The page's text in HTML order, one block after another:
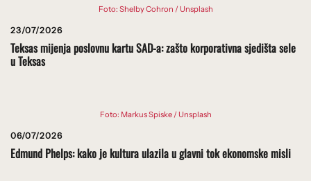
Foto: Shelby Cohron / Unsplash
23/07/2026
Teksas mijenja poslovnu kartu SAD-a: zašto korporativna sjedišta sele
u Teksas
Foto: Markus Spiske / Unsplash
06/07/2026
Edmund Phelps: kako je kultura ulazila u glavni tok ekonomske misli